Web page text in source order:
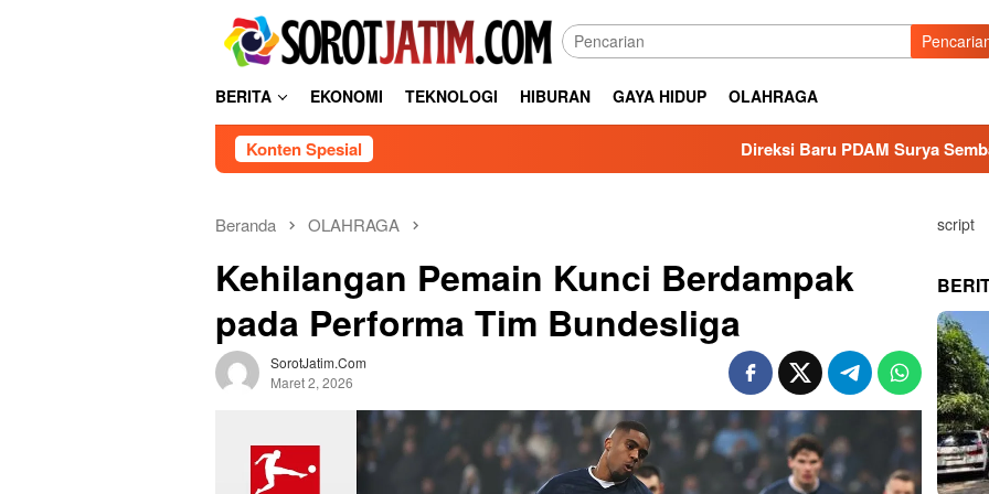
BERITA EKONOMI TEKNOLOGI HIBURAN GAYA HIDUP OLAHRAGA
Konten Spesial Direksi Baru PDAM Surya Sembada Dapat
Beranda OLAHRAGA
Kehilangan Pemain Kunci Berdampak
pada Performa Tim Bundesliga
SorotJatim.com
Maret 2, 2026
script